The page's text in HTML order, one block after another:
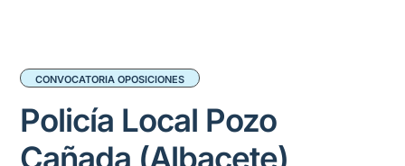
CONVOCATORIA OPOSICIONES
Policía Local Pozo
Cañada (Albacete)